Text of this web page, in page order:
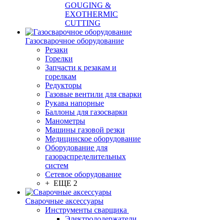
GOUGING &
EXOTHERMIC
CUTTING
Газосварочное оборудование
Резаки
Горелки
Запчасти к резакам и
горелкам
Редукторы
Газовые вентили для сварки
Рукава напорные
Баллоны для газосварки
Манометры
Машины газовой резки
Медицинское оборудование
Оборудование для
газораспределительных
систем
Сетевое оборудование
+ ЕЩЕ 2
Сварочные аксессуары
Инструменты сварщика